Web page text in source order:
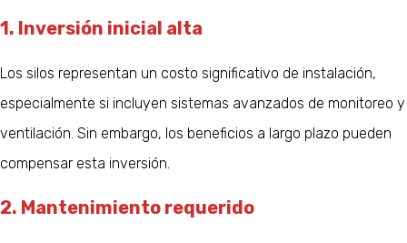
1. Inversión inicial alta
Los silos representan un costo significativo de instalación,
especialmente si incluyen sistemas avanzados de monitoreo y
ventilación. Sin embargo, los beneficios a largo plazo pueden
compensar esta inversión.
2. Mantenimiento requerido